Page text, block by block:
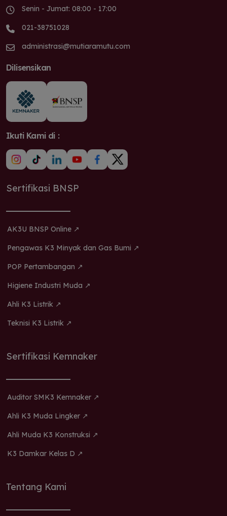
Senin - Jumat: 08:00 - 17:00
021-38751028
administrasi@mutiaramutu.com
Dilisensikan
Ikuti Kami di :
Sertifikasi BNSP
AK3U BNSP Online ↗
Pengawas K3 Minyak dan Gas Bumi ↗
POP Pertambangan ↗
Higiene Industri Muda ↗
Ahli K3 Listrik ↗
Teknisi K3 Listrik ↗
Sertifikasi Kemnaker
Auditor SMK3 Kemnaker ↗
Ahli K3 Muda Lingker ↗
Ahli Muda K3 Konstruksi ↗
K3 Damkar Kelas D ↗
Tentang Kami